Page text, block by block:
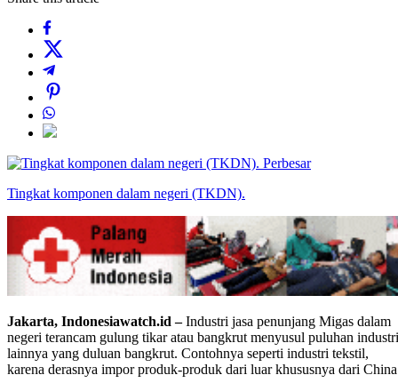
Perbesar
Tingkat komponen dalam negeri (TKDN).
Jakarta, Indonesiawatch.id –Industri jasa penunjang Migas dalam
negeri terancam gulung tikar atau bangkrut menyusul puluhan industri
lainnya yang duluan bangkrut. Contohnya seperti industri tekstil,
karena derasnya impor produk-produk dari luar khususnya dari